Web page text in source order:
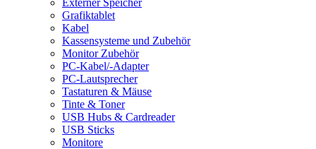
Externer Speicher
Grafiktablet
Kabel
Kassensysteme und Zubehör
Monitor Zubehör
PC-Kabel/-Adapter
PC-Lautsprecher
Tastaturen & Mäuse
Tinte & Toner
USB Hubs & Cardreader
USB Sticks
Monitore